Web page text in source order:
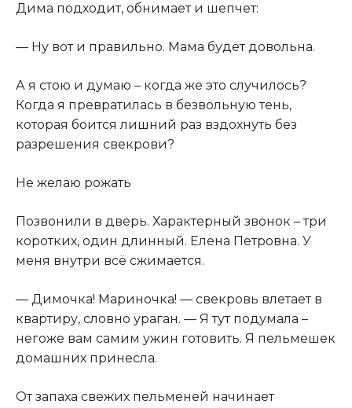
Дима подходит, обнимает и шепчет:
— Ну вот и правильно. Мама будет довольна.
А я стою и думаю – когда же это случилось?
Когда я превратилась в безвольную тень,
которая боится лишний раз вздохнуть без
разрешения свекрови?
Не желаю рожать
Позвонили в дверь. Характерный звонок – три
коротких, один длинный. Елена Петровна. У
меня внутри всё сжимается.
— Димочка! Мариночка! — свекровь влетает в
квартиру, словно ураган. — Я тут подумала –
негоже вам самим ужин готовить. Я пельмешек
домашних принесла.
От запаха свежих пельменей начинает